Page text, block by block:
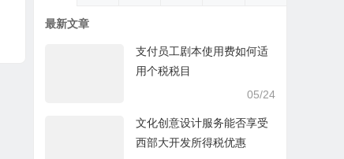
最新文章
支付员工剧本使用费如何适
用个税税目
05/24
文化创意设计服务能否享受
西部大开发所得税优惠